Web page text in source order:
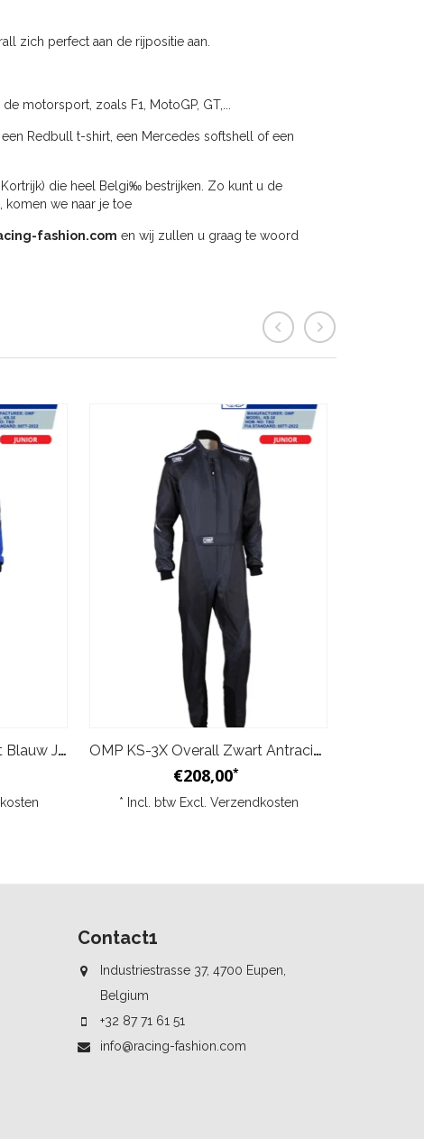
zich perfect aan de rijpositie aan.
motorsport, zoals F1, MotoGP, GT,...
Redbull t-shirt, een Mercedes softshell of een
die heel Belgi‰ bestrijken. Zo kunt u de
we naar je toe
fashion.com en wij zullen u graag te woord
OMP KS-3X Overall Zwart Blauw Junior OMP KS-3X Overall Zwart Antraciet Junior
€208,00*
* Incl. btw Excl. Verzendkosten
Contact1
Industriestrasse 37, 4700 Eupen,
Belgium
+32 87 71 61 51
info@racing-fashion.com